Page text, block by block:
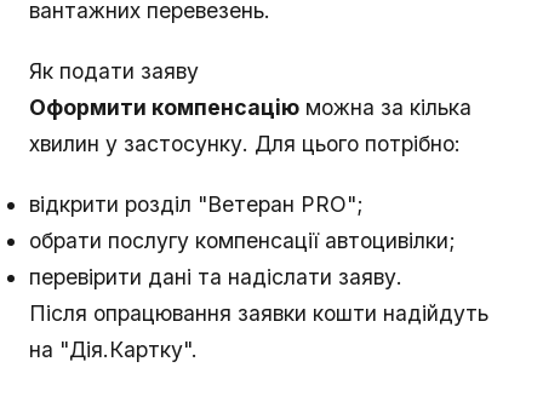
вантажних перевезень.
Як подати заяву
Оформити компенсацію можна за кілька
хвилин у застосунку. Для цього потрібно:
відкрити розділ "Ветеран PRO";
обрати послугу компенсації автоцивілки;
перевірити дані та надіслати заяву.
Після опрацювання заявки кошти надійдуть
на "Дія.Картку".